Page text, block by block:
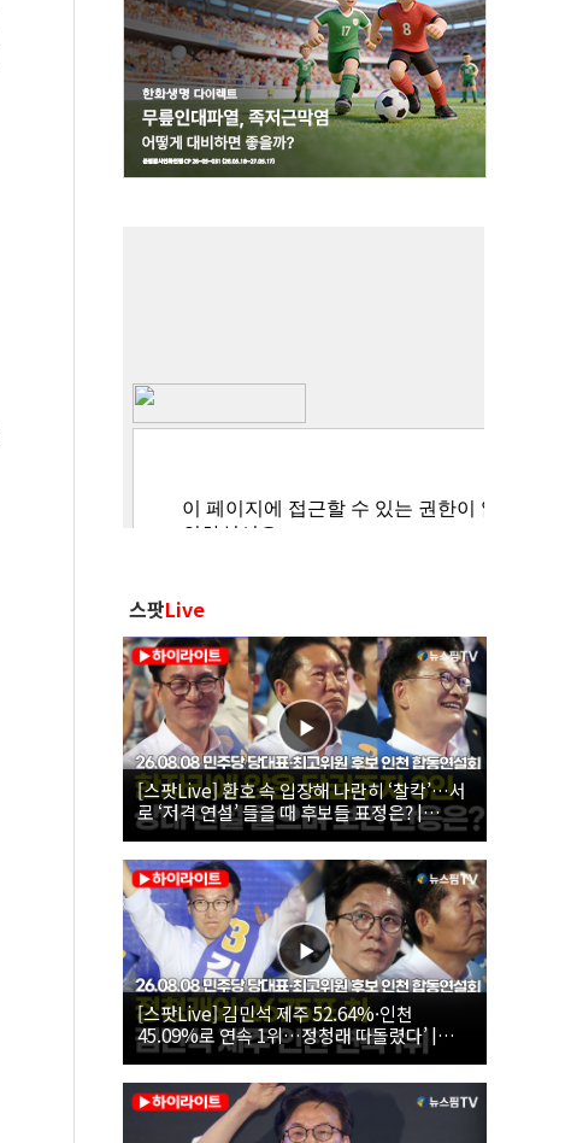
스팟Live
[스팟Live] 환호 속 입장해 나란히 ‘찰칵’…서
로 ‘저격 연설’ 들을 때 후보들 표정은? |
26.08.08 더불어민주당 당대표·최고위원 후
보 인천 합동연설회
[스팟Live] 김민석 제주 52.64%·인천
45.09%로 연속 1위…정청래 따돌렸다’ |
26.08.08 더불어민주당 당대표·최고위원 후
보 인천 합동연설회